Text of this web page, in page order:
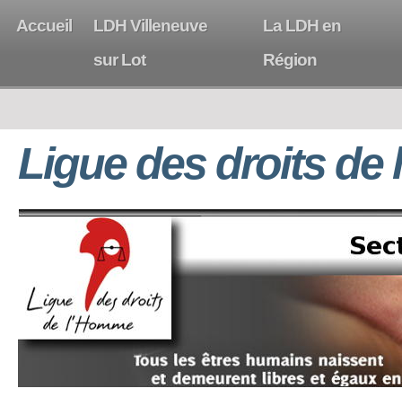
Accueil
LDH Villeneuve
sur Lot
La LDH en
Région
Ligue des droits de